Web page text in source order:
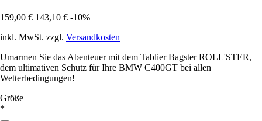
159,00 € 143,10 € -10%
inkl. MwSt. zzgl. Versandkosten
Umarmen Sie das Abenteuer mit dem Tablier Bagster ROLL'STER,
dem ultimativen Schutz für Ihre BMW C400GT bei allen
Wetterbedingungen!
Größe
*